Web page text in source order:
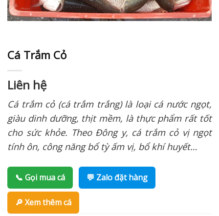
Cá Trắm Cỏ
Liên hệ
Cá trắm cỏ (cá trắm trắng) là loại cá nước ngọt,
giàu dinh dưỡng, thịt mềm, là thực phẩm rất tốt
cho sức khỏe. Theo Đông y, cá trắm cỏ vị ngọt
tính ôn, công năng bổ tỳ ấm vị, bổ khí huyết…
📞 Gọi mua cá 💬 Zalo đặt hàng
🔎 Xem thêm cá